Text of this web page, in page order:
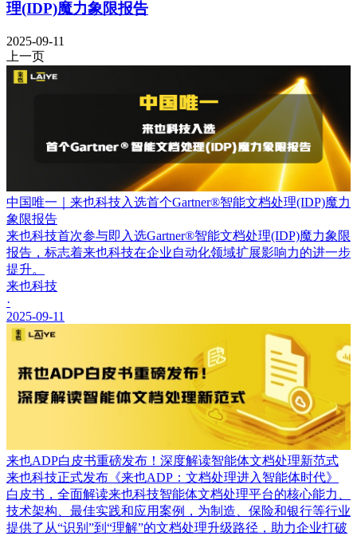
理(IDP)魔力象限报告
2025-09-11
上一页
中国唯一｜来也科技入选首个Gartner®智能文档处理(IDP)魔力
象限报告
来也科技首次参与即入选Gartner®智能文档处理(IDP)魔力象限
报告，标志着来也科技在企业自动化领域扩展影响力的进一步
提升。
来也科技
·
2025-09-11
来也ADP白皮书重磅发布！深度解读智能体文档处理新范式
来也科技正式发布《来也ADP：文档处理进入智能体时代》
白皮书，全面解读来也科技智能体文档处理平台的核心能力、
技术架构、最佳实践和应用案例，为制造、保险和银行等行业
提供了从“识别”到“理解”的文档处理升级路径，助力企业打破